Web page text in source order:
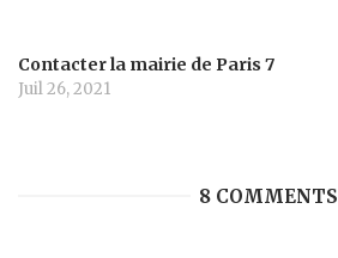
Contacter la mairie de Paris 7
Juil 26, 2021
8 COMMENTS